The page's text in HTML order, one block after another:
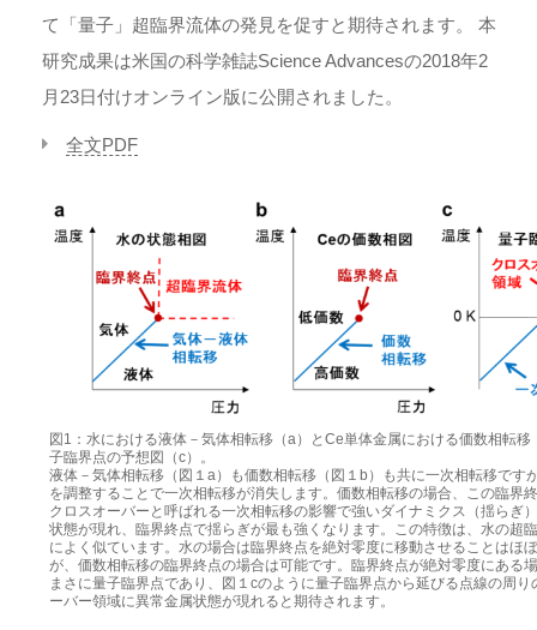
て「量子」超臨界流体の発見を促すと期待されます。 本
研究成果は米国の科学雑誌Science Advancesの2018年2
月23日付けオンライン版に公開されました。
全文PDF
図1：水における液体－気体相転移（a）とCe単体金属における価数相転移
子臨界点の予想図（c）。
液体－気体相転移（図１a）も価数相転移（図１b）も共に一次相転移です
を調整することで一次相転移が消失します。価数相転移の場合、この臨界
クロスオーバーと呼ばれる一次相転移の影響で強いダイナミクス（揺らぎ
状態が現れ、臨界終点で揺らぎが最も強くなります。この特徴は、水の超
によく似ています。水の場合は臨界終点を絶対零度に移動させることはほ
が、価数相転移の臨界終点の場合は可能です。臨界終点が絶対零度にある
まさに量子臨界点であり、図１cのように量子臨界点から延びる点線の周り
ーバー領域に異常金属状態が現れると期待されます。